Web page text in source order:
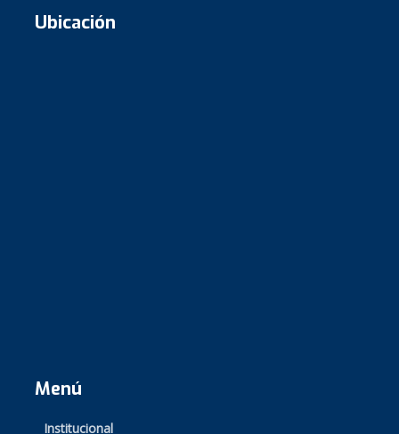
Ubicación
Menú
Institucional